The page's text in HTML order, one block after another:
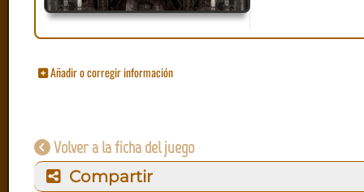
Añadir o corregir información
Volver a la ficha del juego
Compartir